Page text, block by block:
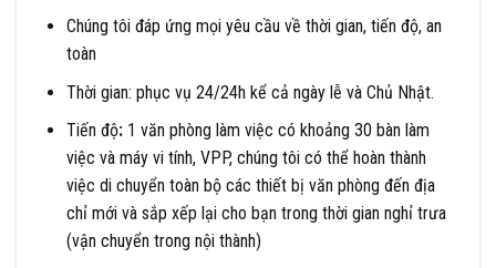
Chúng tôi đáp ứng mọi yêu cầu về thời gian, tiến độ, an
toàn
Thời gian: phục vụ 24/24h kể cả ngày lễ và Chủ Nhật.
Tiến độ:1 văn phòng làm việc có khoảng 30 bàn làm
việc và máy vi tính, VPP, chúng tôi có thể hoàn thành
việc di chuyển toàn bộ các thiết bị văn phòng đến địa
chỉ mới và sắp xếp lại cho bạn trong thời gian nghỉ trưa
(vận chuyển trong nội thành)